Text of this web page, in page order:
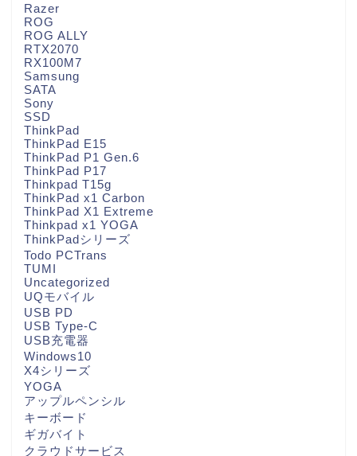
Razer
ROG
ROG ALLY
RTX2070
RX100M7
Samsung
SATA
Sony
SSD
ThinkPad
ThinkPad E15
ThinkPad P1 Gen.6
ThinkPad P17
Thinkpad T15g
ThinkPad x1 Carbon
ThinkPad X1 Extreme
Thinkpad x1 YOGA
ThinkPadシリーズ
Todo PCTrans
TUMI
Uncategorized
UQモバイル
USB PD
USB Type-C
USB充電器
Windows10
X4シリーズ
YOGA
アップルペンシル
キーボード
ギガバイト
クラウドサービス